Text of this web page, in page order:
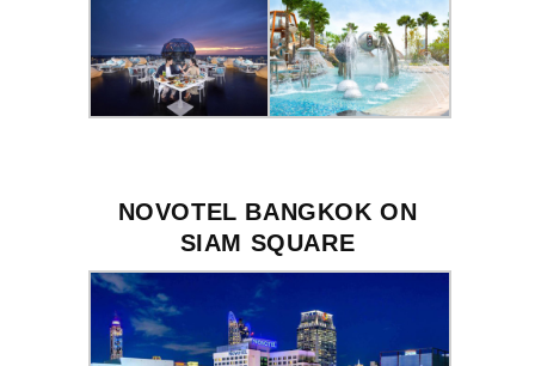
NOVOTEL BANGKOK ON
SIAM SQUARE